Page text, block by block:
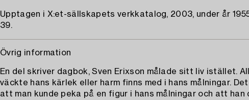
Upptagen i X:et-sällskapets verkkatalog, 2003, under år
39.
Övrig information
En del skriver dagbok, Sven Erixson målade sitt liv istället.
väckte hans kärlek eller harm finns med i hans målningar.
att man kunde peka på en figur i hans målningar och att han